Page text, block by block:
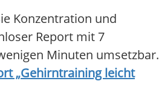
Konzentration und
Report mit 7
Minuten umsetzbar.
„Gehirntraining leicht